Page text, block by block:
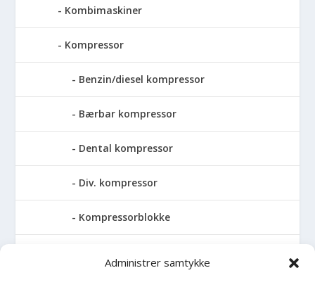
Administrer samtykke
Kombimaskiner
Kompressor
Benzin/diesel kompressor
Bærbar kompressor
Dental kompressor
Div. kompressor
Kompressorblokke